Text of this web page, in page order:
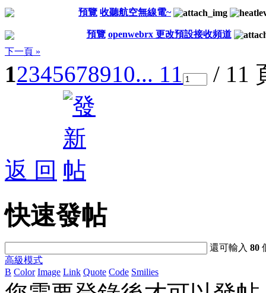
預覽 收聽航空無線電~
預覽 openwebrx 更改預設接收頻道
下一頁 »
12345678910... 11 / 11
返 回
快速發帖
還可輸入80
高級模式
B Color Image Link Quote Code Smilies